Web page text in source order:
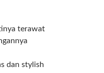
terawat
dan stylish